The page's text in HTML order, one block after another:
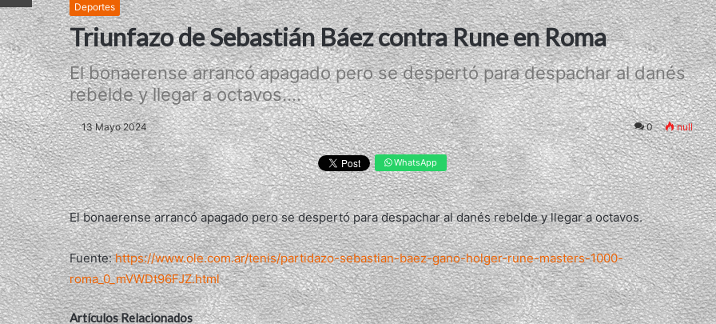
Deportes
Triunfazo de Sebastián Báez contra Rune en Roma
El bonaerense arrancó apagado pero se despertó para despachar al danés
rebelde y llegar a octavos....
13 Mayo 2024 0 null
WhatsApp
El bonaerense arrancó apagado pero se despertó para despachar al danés rebelde y llegar a octavos.
Fuente:https://www.ole.com.ar/tenis/partidazo-sebastian-baez-gano-holger-rune-masters-1000-
roma_0_mVWDt96FJZ.html
Artículos Relacionados